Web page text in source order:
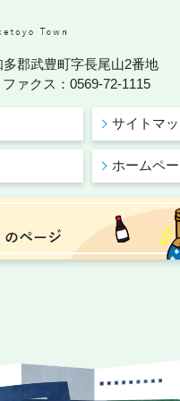
郡武豊町字長尾山2番地
ァクス：0569-72-1115
サイトマ
ホームペ